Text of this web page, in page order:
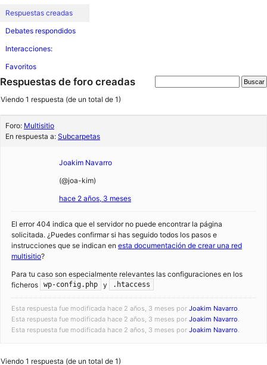
Respuestas creadas
Debates respondidos
Interacciones:
Favoritos
Respuestas de foro creadas
Viendo 1 respuesta (de un total de 1)
Foro: Multisitio
En respuesta a: Subcarpetas
Joakim Navarro
(@joa-kim)
hace 2 años, 3 meses
El error 404 indica que el servidor no puede encontrar la página
solicitada. ¿Puedes confirmar si has seguido todos los pasos e
instrucciones que se indican en esta documentación de crear una red
multisitio?
Para tu caso son especialmente relevantes las configuraciones en los
ficheros
wp-config.php y .htaccess
Esta respuesta fue modificada hace 2 años, 3 meses por Joakim Navarro.
Esta respuesta fue modificada hace 2 años, 3 meses por Joakim Navarro.
Esta respuesta fue modificada hace 2 años, 3 meses por Joakim Navarro.
Viendo 1 respuesta (de un total de 1)